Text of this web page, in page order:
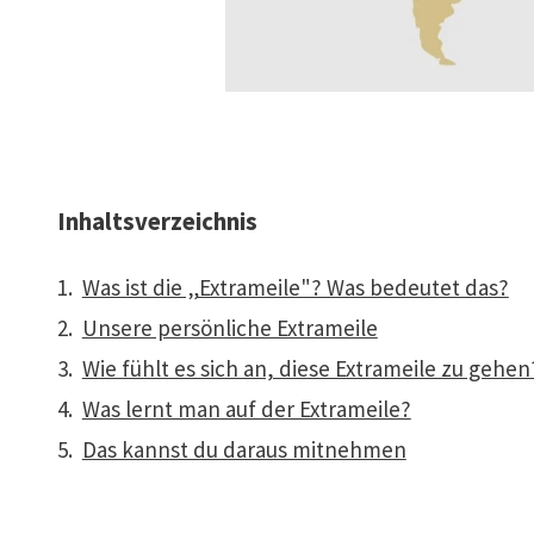
Inhaltsverzeichnis
Was ist die „Extrameile"? Was bedeutet das?
Unsere persönliche Extrameile
Wie fühlt es sich an, diese Extrameile zu
Was lernt man auf der Extrameile?
Das kannst du daraus mitnehmen